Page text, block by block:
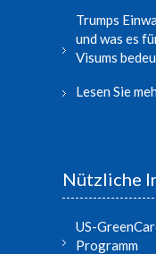
Trumps
und was es
Visums
Lesen Sie
Nützliche
US-
Programm